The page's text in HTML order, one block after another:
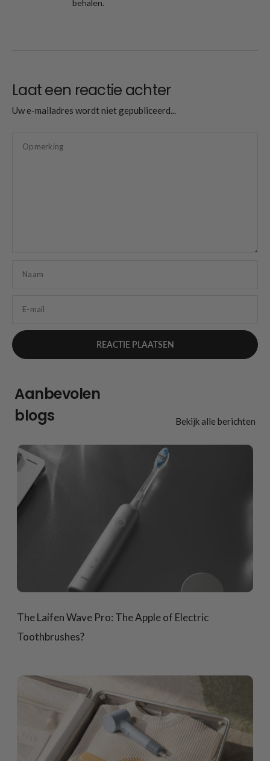
behalen.
Laat een reactie achter
Uw e-mailadres wordt niet gepubliceerd...
Opmerking
Naam
E-mail
Aanbevolen
blogs
Bekijk alle berichten
The Laifen Wave Pro: The Apple of Electric
Toothbrushes?